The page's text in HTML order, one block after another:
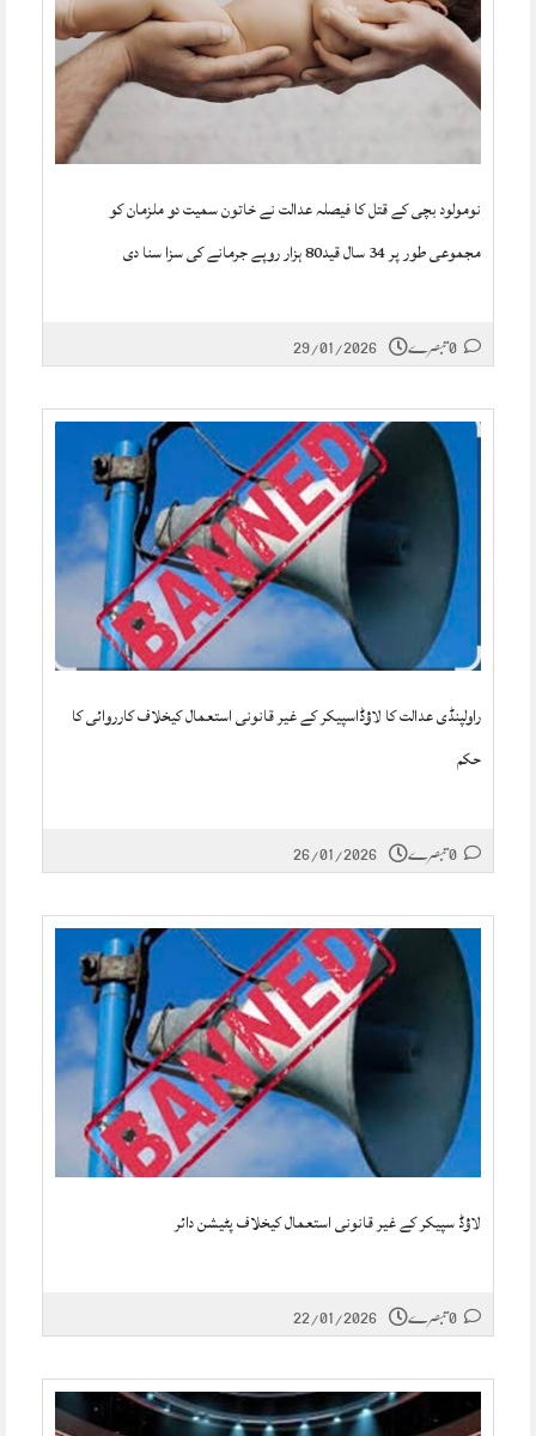
نومولود بچی کے قتل کا فیصلہ عدالت نے خاتون سمیت دو ملزمان کو
مجموعی طور پر 34 سال قید80 ہزار روپے جرمانے کی سزا سنا دی
29/01/2026
راولپنڈی عدالت کا لاؤڈاسپیکر کے غیر قانونی استعمال کیخلاف کارروائی کا
حکم
26/01/2026
لاؤڈ سپیکر کے غیر قانونی استعمال کیخلاف پٹیشن دائر
22/01/2026